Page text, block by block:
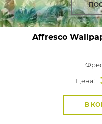
Affresco
Цена:
В